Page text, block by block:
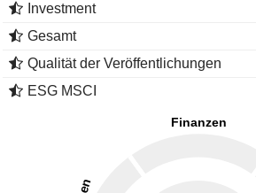
Investment
Gesamt
Qualität der Veröffentlichungen
ESG MSCI